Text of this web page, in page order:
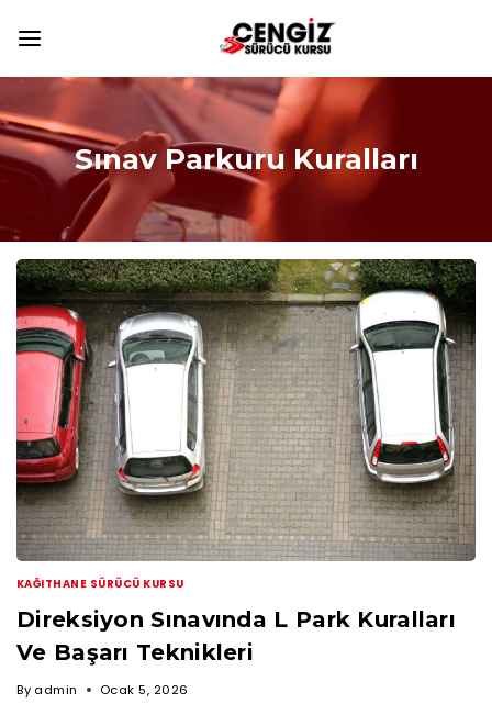
Sınav Parkuru Kuralları
KAĞITHANE SÜRÜCÜ KURSU
Direksiyon Sınavında L Park Kuralları
Ve Başarı Teknikleri
By admin Ocak 5, 2026